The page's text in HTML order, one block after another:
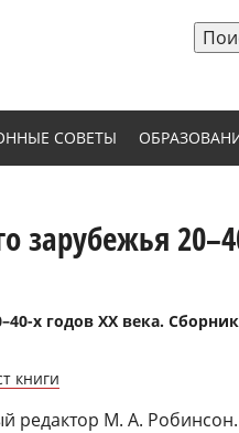
СОВЕТЫ
зарубежья
х годов XX века.
книги
редактор М. А. Робинсон.